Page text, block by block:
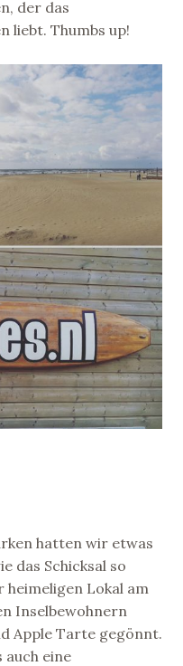
der das
liebt. Thumbs up!
hatten wir etwas
das Schicksal so
heimeligen Lokal am
Inselbewohnern
Apple Tarte gegönnt.
auch eine